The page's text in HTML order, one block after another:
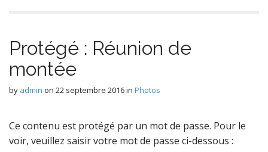
Protégé : Réunion de
montée
by admin on 22 septembre 2016in Photos
Ce contenu est protégé par un mot de passe. Pour le
voir, veuillez saisir votre mot de passe ci-dessous :